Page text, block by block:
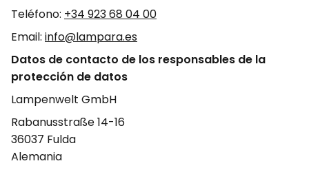
Teléfono: +34 923 68 04 00
Email: info@lampara.es
Datos de contacto de los responsables de la
protección de datos
Lampenwelt GmbH
Rabanusstraße 14-16
36037 Fulda
Alemania